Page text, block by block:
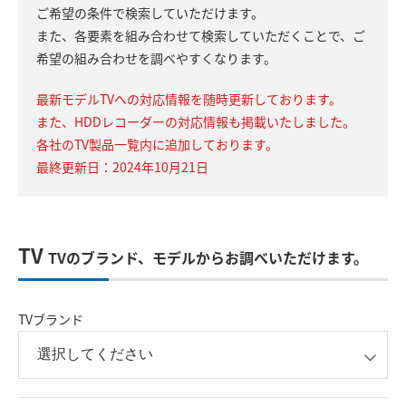
ご希望の条件で検索していただけます。
また、各要素を組み合わせて検索していただくことで、ご
希望の組み合わせを調べやすくなります。
最新モデルTVへの対応情報を随時更新しております。
また、HDDレコーダーの対応情報も掲載いたしました。
各社のTV製品一覧内に追加しております。
最終更新日：2024年10月21日
TV TVのブランド、モデルからお調べいただけます。
TVブランド